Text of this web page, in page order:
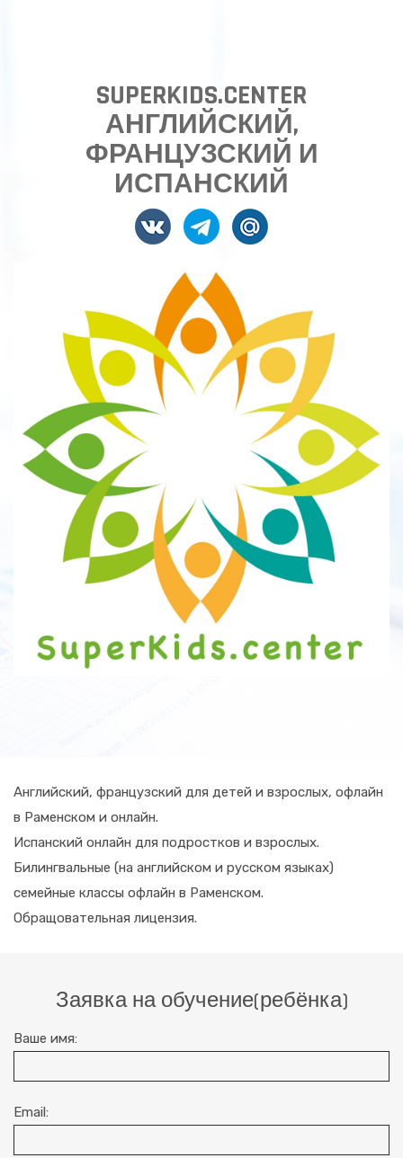
SUPERKIDS.CENTER
АНГЛИЙСКИЙ,
ФРАНЦУЗСКИЙ И
ИСПАНСКИЙ
Английский, французский для детей и взрослых, офлайн
в Раменском и онлайн.
Испанский онлайн для подростков и взрослых.
Билингвальные (на английском и русском языках)
семейные классы офлайн в Раменском.
Обращовательная лицензия.
Заявка на обучение(ребёнка)
Ваше имя:
Email: